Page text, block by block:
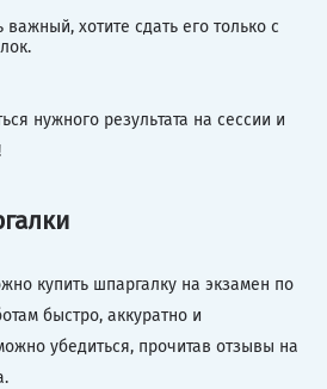
хотите сдать его только с
нужного результата на сессии и
купить шпаргалку на экзамен по
быстро, аккуратно и
убедиться, прочитав отзывы на